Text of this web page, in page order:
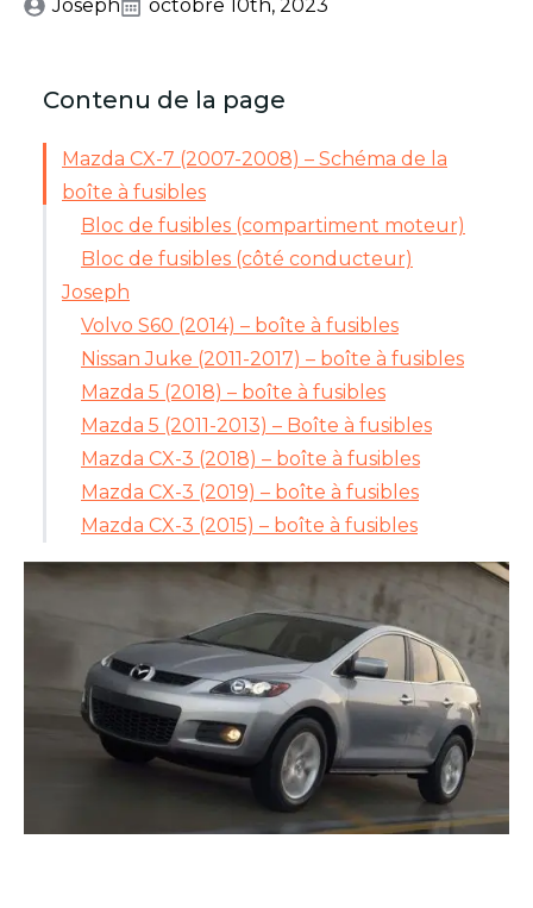
Joseph octobre 10th, 2023
Contenu de la page
Mazda CX-7 (2007-2008) – Schéma de la
boîte à fusibles
Bloc de fusibles (compartiment moteur)
Bloc de fusibles (côté conducteur)
Joseph
Volvo S60 (2014) – boîte à fusibles
Nissan Juke (2011-2017) – boîte à fusibles
Mazda 5 (2018) – boîte à fusibles
Mazda 5 (2011-2013) – Boîte à fusibles
Mazda CX-3 (2018) – boîte à fusibles
Mazda CX-3 (2019) – boîte à fusibles
Mazda CX-3 (2015) – boîte à fusibles